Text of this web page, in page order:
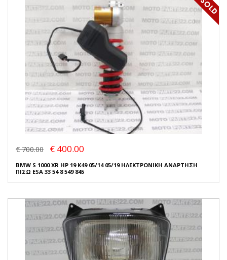
€ 700.00 € 400.00
BMW S 1000 XR HP 19 K49 05/14 05/19 ΗΛΕΚΤΡΟΝΙΚΗ ΑΝΑΡΤΗΣΗ
ΠΙΣΩ ESA 33 54 8 549 845